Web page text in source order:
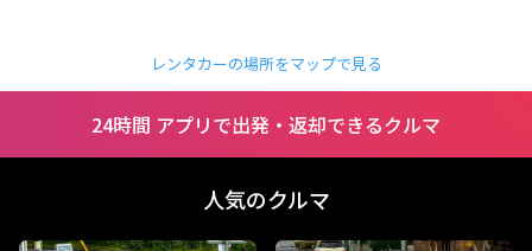
レンタカーの場所をマップで見る
24時間 アプリで出発・返却できるクルマ
人気のクルマ